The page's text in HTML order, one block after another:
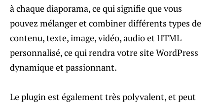
à chaque diaporama, ce qui signifie que vous
pouvez mélanger et combiner différents types de
contenu, texte, image, vidéo, audio et HTML
personnalisé, ce qui rendra votre site WordPress
dynamique et passionnant.
Le plugin est également très polyvalent, et peut